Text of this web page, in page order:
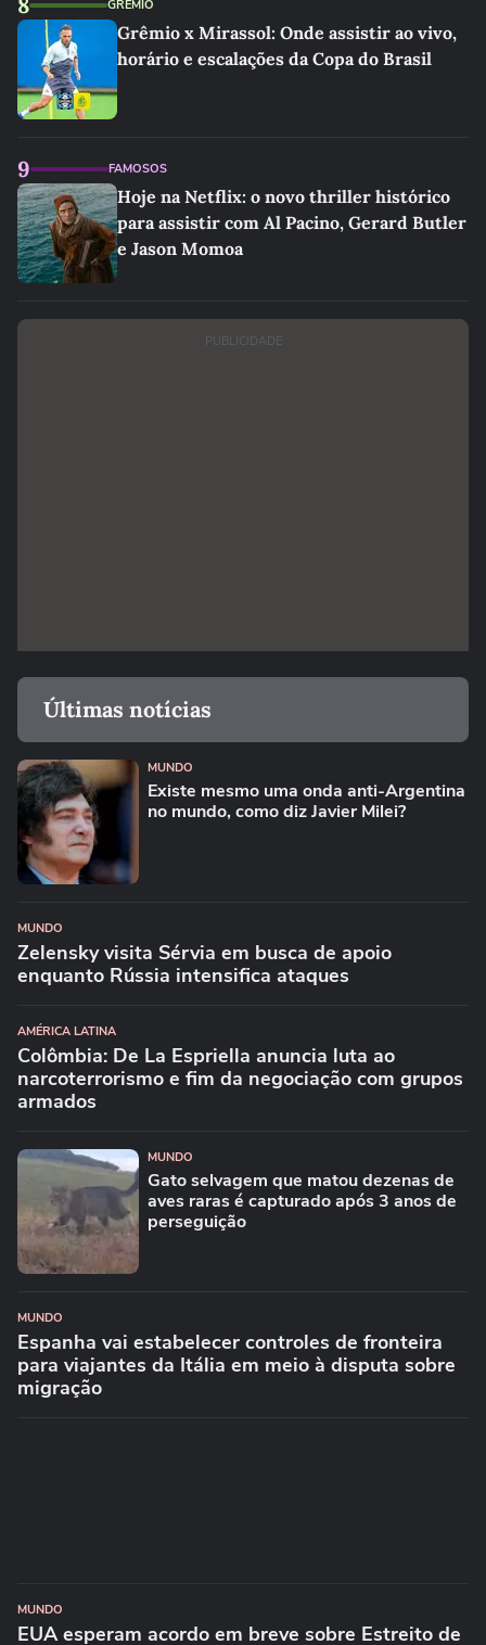
GRÊMIO
Grêmio x Mirassol: Onde assistir ao vivo,
horário e escalações da Copa do Brasil
9 FAMOSOS
Hoje na Netflix: o novo thriller histórico
para assistir com Al Pacino, Gerard Butler
e Jason Momoa
PUBLICIDADE
Últimas notícias
MUNDO
Existe mesmo uma onda anti-Argentina
no mundo, como diz Javier Milei?
MUNDO
Zelensky visita Sérvia em busca de apoio
enquanto Rússia intensifica ataques
AMÉRICA LATINA
Colômbia: De La Espriella anuncia luta ao
narcoterrorismo e fim da negociação com grupos
armados
MUNDO
Gato selvagem que matou dezenas de
aves raras é capturado após 3 anos de
perseguição
MUNDO
Espanha vai estabelecer controles de fronteira
para viajantes da Itália em meio à disputa sobre
migração
MUNDO
EUA esperam acordo em breve sobre Estreito de